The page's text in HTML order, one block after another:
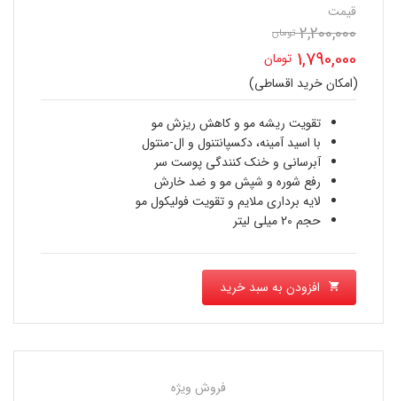
قیمت
2,200,000 تومان
اصلی
2,200,000 تومان
بود.
1,790,000 تومان
قیمت
فعلی
1,790,000 تومان
است.
(امکان خرید اقساطی)
تقویت ریشه مو و کاهش ریزش مو
با اسید آمینه، دکسپانتنول و ال-منتول
آبرسانی و خنک کنندگی پوست سر
رفع شوره و شپش مو و ضد خارش
لایه برداری ملایم و تقویت فولیکول مو
حجم 20 میلی لیتر
افزودن به سبد خرید
فروش ویژه